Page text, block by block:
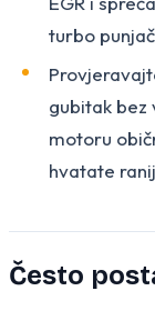
turbo
gubitak bez
motoru
hvatate
Često